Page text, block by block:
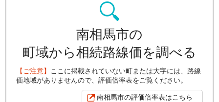
南相馬市の
町域から相続路線価を調べる
【ご注意】 ここに掲載されていない町または大字には、路線
価地域がありませんので、評価倍率表をご覧ください。
南相馬市の評価倍率表はこちら